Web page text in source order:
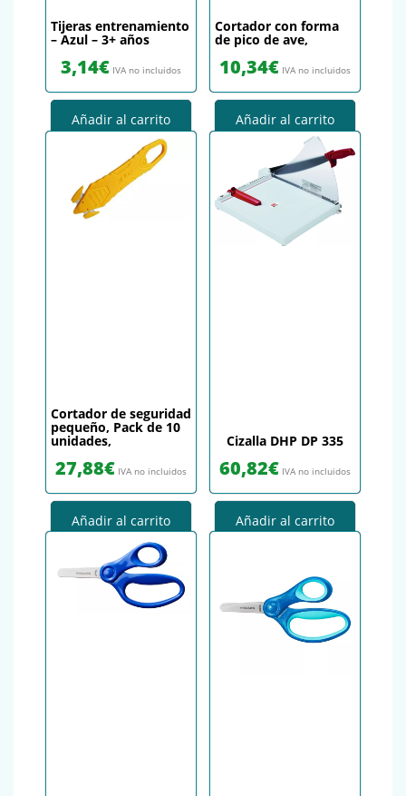
Tijeras entrenamiento
– Azul – 3+ años
3,14€ IVA no incluidos
Añadir al carrito
Cortador con forma
de pico de ave,
10,34€ IVA no incluidos
Añadir al carrito
Cortador de seguridad
pequeño, Pack de 10
unidades,
27,88€ IVA no incluidos
Añadir al carrito
Cizalla DHP DP 335
60,82€ IVA no incluidos
Añadir al carrito